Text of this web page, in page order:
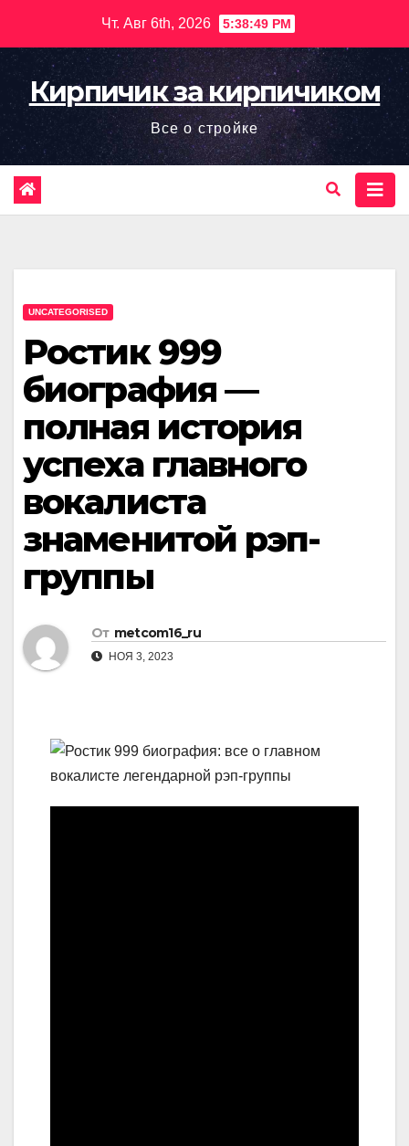
содержимому
Чт. Авг 6th, 2026 5:38:50 PM
Кирпичик за кирпичиком
Все о стройке
UNCATEGORISED
Ростик 999
биография —
полная история
успеха главного
вокалиста
знаменитой рэп-
группы
От metcom16_ru
НОЯ 3, 2023